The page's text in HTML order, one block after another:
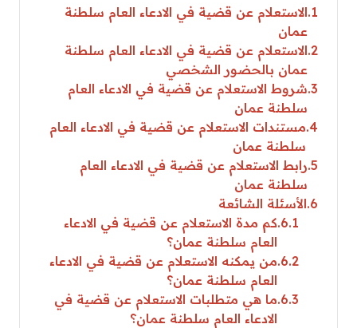
1 الاستعلام عن قضية في الادعاء العام سلطنة
عمان
2 الاستعلام عن قضية في الادعاء العام سلطنة
عمان بالحضور الشخصي
3 شروط الاستعلام عن قضية في الادعاء العام
سلطنة عمان
4 مستندات الاستعلام عن قضية في الادعاء العام
سلطنة عمان
5 رابط الاستعلام عن قضية في الادعاء العام
سلطنة عمان
6 الأسئلة الشائعة
6.1 كم مدة الاستعلام عن قضية في الادعاء
العام سلطنة عمان؟
6.2 من يمكنه الاستعلام عن قضية في الادعاء
العام سلطنة عمان؟
6.3 ما هي متطلبات الاستعلام عن قضية في
الادعاء العام سلطنة عمان؟